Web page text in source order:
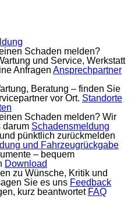
Schaden melden?
und Service, Werkstatt
Anfragen Ansprechpartner
Beratung – finden Sie
vor Ort. Standorte
Schaden melden? Wir
darum Schadensmeldung
pünktlich zurückmelden
und Fahrzeugrückgabe
– bequem
Download
zu Wünsche, Kritik und
Sie es uns Feedback
kurz beantwortet FAQ